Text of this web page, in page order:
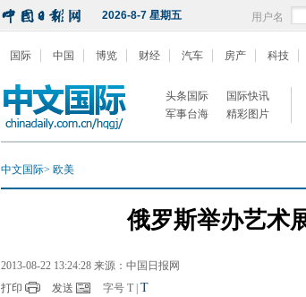
2026-8-7 星期五 用户名
国际 中国 博览 财经 汽车 房产 科技
头条国际
国际快讯
军事台海
精彩图片
中文国际> 欧美
俄罗斯举办艺术
2013-08-22 13:24:28 来源：中国日报网
打印 发送 字号 T T